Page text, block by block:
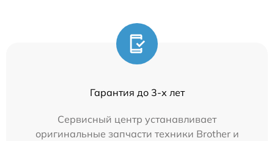
Гарантия до 3-х лет
Сервисный центр устанавливает
оригинальные запчасти техники Brother и